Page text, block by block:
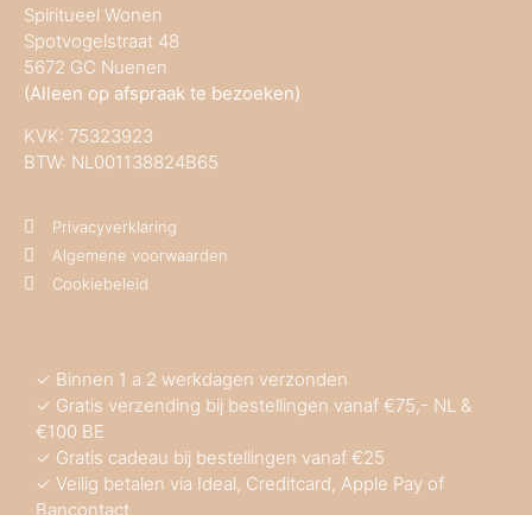
Spiritueel Wonen
Spotvogelstraat 48
5672 GC Nuenen
(Alleen op afspraak te bezoeken)
KVK: 75323923
BTW: NL001138824B65
Privacyverklaring
Algemene voorwaarden
Cookiebeleid
✓ Binnen 1 a 2 werkdagen verzonden
✓ Gratis verzending bij bestellingen vanaf €75,- NL &
€100 BE
✓ Gratis cadeau bij bestellingen vanaf €25
✓ Veilig betalen via Ideal, Creditcard, Apple Pay of
Bancontact